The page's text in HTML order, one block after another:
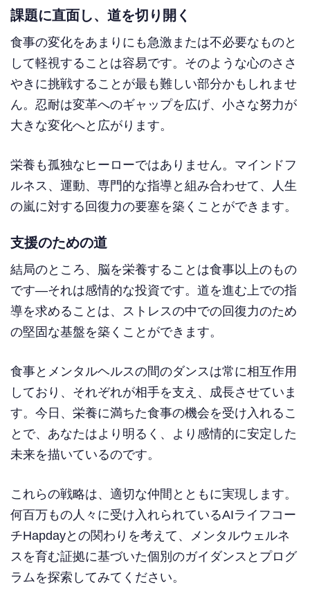
課題に直面し、道を切り開く
食事の変化をあまりにも急激または不必要なものと
して軽視することは容易です。そのような心のささ
やきに挑戦することが最も難しい部分かもしれませ
ん。忍耐は変革へのギャップを広げ、小さな努力が
大きな変化へと広がります。
栄養も孤独なヒーローではありません。マインドフ
ルネス、運動、専門的な指導と組み合わせて、人生
の嵐に対する回復力の要塞を築くことができます。
支援のための道
結局のところ、脳を栄養することは食事以上のもの
です—それは感情的な投資です。道を進む上での指
導を求めることは、ストレスの中での回復力のため
の堅固な基盤を築くことができます。
食事とメンタルヘルスの間のダンスは常に相互作用
しており、それぞれが相手を支え、成長させていま
す。今日、栄養に満ちた食事の機会を受け入れるこ
とで、あなたはより明るく、より感情的に安定した
未来を描いているのです。
これらの戦略は、適切な仲間とともに実現します。
何百万もの人々に受け入れられているAIライフコー
チHapdayとの関わりを考えて、メンタルウェルネ
スを育む証拠に基づいた個別のガイダンスとプログ
ラムを探索してみてください。